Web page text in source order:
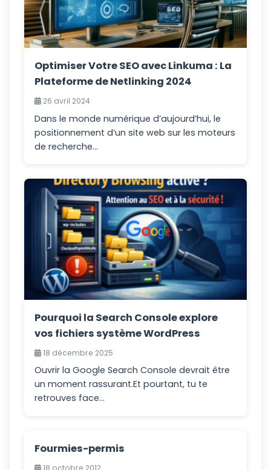
Optimiser Votre SEO avec Linkuma : La
Plateforme de Netlinking 2024
26 avril 2024
Dans le monde numérique d’aujourd’hui, le
positionnement d’un site web sur les moteurs
de recherche...
Pourquoi la Search Console explore
vos fichiers système WordPress
18 décembre 2025
Ouvrir la Google Search Console devrait être
un moment rassurant.Et pourtant, tu te
retrouves face...
Fourmies-permis
18 octobre 2012